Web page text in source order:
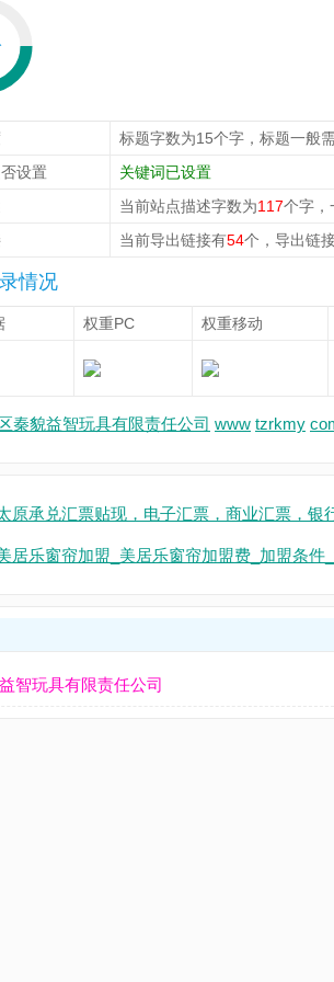
标题字数为15个字，标题一般
设置
关键词已设置
当前站点描述字数为117个字，
当前导出链接有54个，导出链
情况
权重PC 权重移动
秦貌益智玩具有限责任公司 www tzrkmy
原承兑汇票贴现，电子汇票，商业汇票，银
居乐窗帘加盟_美居乐窗帘加盟费_加盟条件
智玩具有限责任公司